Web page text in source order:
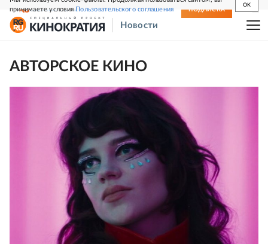
принимаете условияПользовательского соглашения
OK
СВЕЖИЙ НОМЕР ПОДПИСКА
Новости
АВТОРСКОЕ КИНО